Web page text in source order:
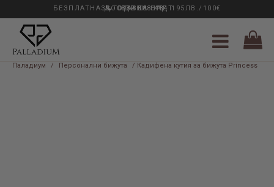
33 ГОДИНИ ОПИТ
БЕЗПЛАТНА ДОСТАВКА НАД 195ЛВ./100€
0889 888 484
Паладиум / Персонални бижута / Кадифена кутия за бижута Princess